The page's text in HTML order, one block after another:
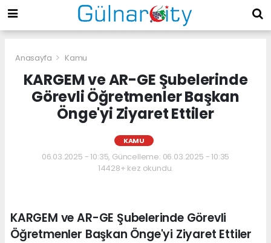
Anasayfa Kamu
KARGEM ve AR-GE Şubelerinde
Görevli Öğretmenler Başkan
Önge'yi Ziyaret Ettiler
KAMU
06.03.2025 - 10:35, Güncelleme: 06.03.2025 - 10:35
14428+ kez okundu.
KARGEM ve AR-GE Şubelerinde Görevli
Öğretmenler Başkan Önge'yi Ziyaret Ettiler